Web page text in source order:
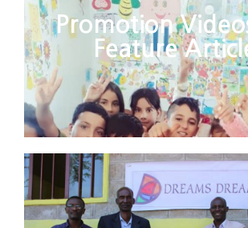
Promotion
Feature